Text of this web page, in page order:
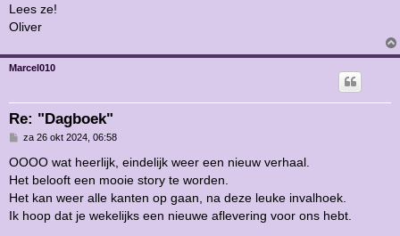
Lees ze!
Oliver
Marcel010
Re: "Dagboek"
B
r
c
h
t
za 26 okt 2024, 06:58
OOOO wat heerlijk, eindelijk weer een nieuw verhaal.
Het belooft een mooie story te worden.
Het kan weer alle kanten op gaan, na deze leuke invalhoek.
Ik hoop dat je wekelijks een nieuwe aflevering voor ons hebt.